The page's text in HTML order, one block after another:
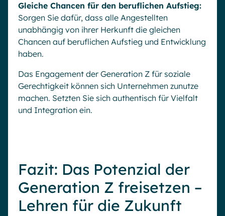
Gleiche Chancen für den beruflichen Aufstieg:
Sorgen Sie dafür, dass alle Angestellten
unabhängig von ihrer Herkunft die gleichen
Chancen auf beruflichen Aufstieg und Entwicklung
haben.
Das Engagement der Generation Z für soziale
Gerechtigkeit können sich Unternehmen zunutze
machen. Setzten Sie sich authentisch für Vielfalt
und Integration ein.
Fazit: Das Potenzial der
Generation Z freisetzen –
Lehren für die Zukunft